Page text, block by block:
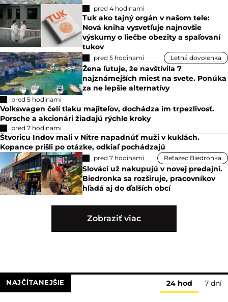
pred 4 hodinami
Tuk ako tajný orgán v našom tele:
Nová kniha vysvetľuje najnovšie
výskumy o liečbe obezity a spaľovaní
tukov
pred 5 hodinami Letná dovolenka
Žena ľutuje, že navštívila 7
najznámejších miest na svete. Ponúka
za ne lepšie alternatívy
pred 5 hodinami
Volkswagen čelí tlaku majiteľov, dochádza im trpezlivosť.
Porsche a akcionári žiadajú rýchle kroky
pred 7 hodinami
Štvoricu Indov mali v Nitre napadnúť muži v kuklách.
Kopance prišli po otázke, odkiaľ pochádzajú
pred 7 hodinami Reťazec Biedronka
Slováci už nakupujú v novej predajni.
Biedronka sa rozširuje, pracovníkov
hľadá aj do ďalších obcí
Zobraziť viac
NAJČÍTANEJŠIE 24 hod 7 dní